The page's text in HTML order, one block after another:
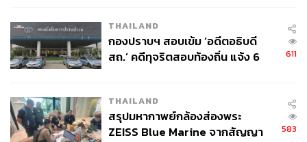
THAILAND
กองปราบฯ สอบเข้ม ‘อดีตอธิบดี
สถ.’ คดีทุจริตสอบท้องถิ่น แจ้ง 6
611
THAILAND
สรุปมหากาพย์กล้องส่องพระ
ZEISS Blue Marine จากสัญญา
583